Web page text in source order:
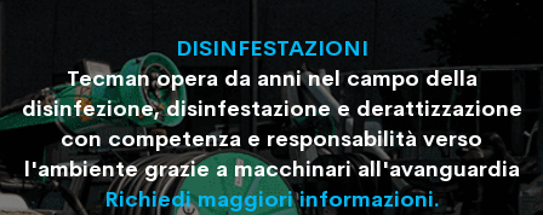
DISINFESTAZIONI
Tecman opera da anni nel campo della
disinfezione, disinfestazione e derattizzazione
con competenza e responsabilità verso
l'ambiente grazie a macchinari all'avanguardia
Richiedi maggiori informazioni.